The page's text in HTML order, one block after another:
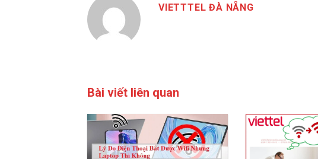
VIETTTEL ĐÀ NẴNG
Bài viết liên quan